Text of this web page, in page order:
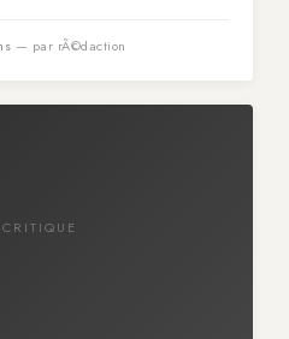
— par rÃ©daction